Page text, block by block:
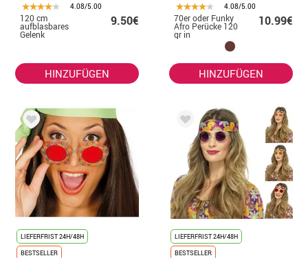
4.08/5.00
120 cm
aufblasbares
Gelenk
9.50€
HINZUFÜGEN
4.08/5.00
70er oder Funky
Afro Perücke 120
gr in
verschiedenen
10.99€
HINZUFÜGEN
LIEFERFRIST 24H/48H
BESTSELLER
LIEFERFRIST 24H/48H
BESTSELLER